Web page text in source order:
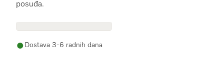
posuđa.
Dostava 3-6 radnih dana